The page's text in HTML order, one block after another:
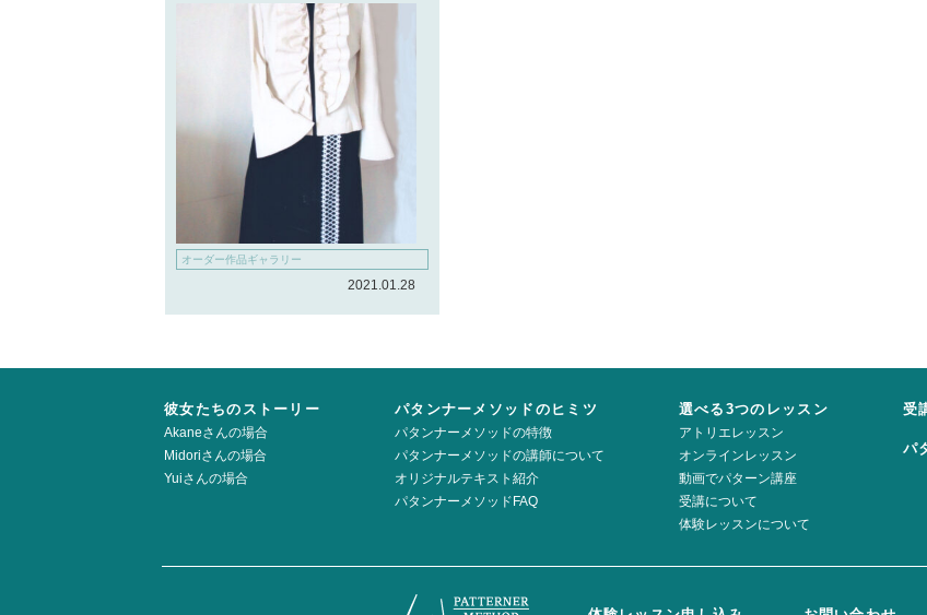
オーダー作品ギャラリー
2021.01.28
彼女たちのストーリー
Akaneさんの場合
Midoriさんの場合
Yuiさんの場合
パタンナーメソッドのヒミツ
パタンナーメソッドの特徴
パタンナーメソッドの講師について
オリジナルテキスト紹介
パタンナーメソッドFAQ
選べる3つのレッスン
アトリエレッスン
オンラインレッスン
動画でパターン講座
受講について
体験レッスンについて
受
パ